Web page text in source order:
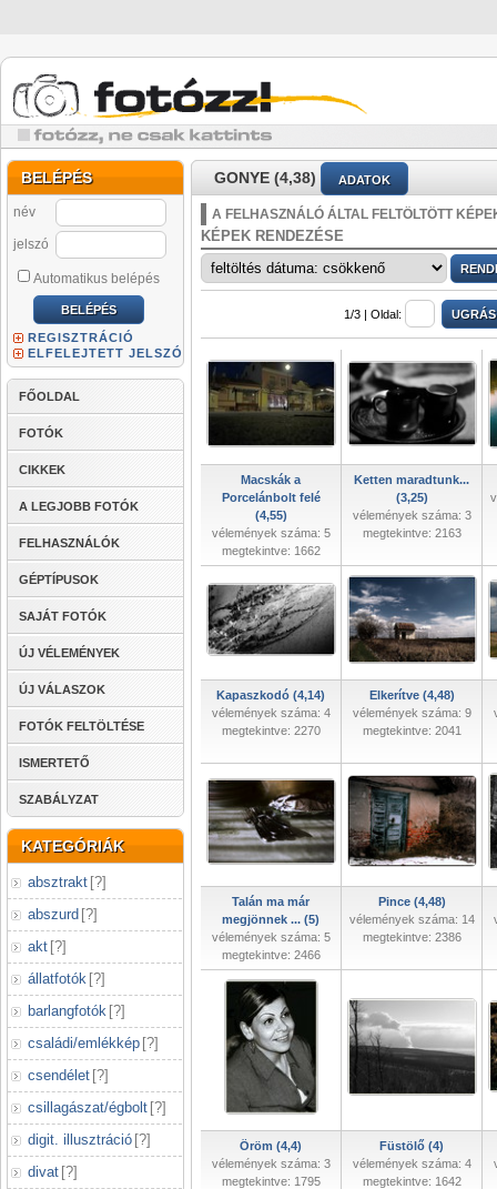
BELÉPÉS
név
jelszó
Automatikus belépés
REGISZTRÁCIÓ
ELFELEJTETT JELSZÓ
FŐOLDAL
FOTÓK
CIKKEK
A LEGJOBB FOTÓK
FELHASZNÁLÓK
GÉPTÍPUSOK
SAJÁT FOTÓK
ÚJ VÉLEMÉNYEK
ÚJ VÁLASZOK
FOTÓK FELTÖLTÉSE
ISMERTETŐ
SZABÁLYZAT
KATEGÓRIÁK
absztrakt [?]
abszurd [?]
akt [?]
állatfotók [?]
barlangfotók [?]
családi/emlékkép [?]
csendélet [?]
csillagászat/égbolt [?]
digit. illusztráció [?]
divat [?]
GONYE (4,38) ADATOK
A FELHASZNÁLÓ ÁLTAL FELTÖLTÖTT
KÉPEK RENDEZÉSE
1/3 | Oldal:
Macskák a
Porcelánbolt felé
(4,55)
vélemények száma: 5
megtekintve: 1662
Ketten maradtunk...
(3,25)
vélemények száma: 3
megtekintve: 2163
Kapaszkodó (4,14)
vélemények száma: 4
megtekintve: 2270
Elkerítve (4,48)
vélemények száma: 9
megtekintve: 2041
Talán ma már
megjönnek ... (5)
vélemények száma: 5
megtekintve: 2466
Pince (4,48)
vélemények száma: 14
megtekintve: 2386
Öröm (4,4)
vélemények száma: 3
megtekintve: 1795
Füstölő (4)
vélemények száma: 4
megtekintve: 1642